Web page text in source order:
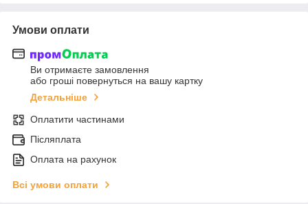
Умови оплати
Ви отримаєте замовлення
або гроші повернуться на вашу картку
Детальніше
Оплатити частинами
Післяплата
Оплата на рахунок
Всі умови оплати